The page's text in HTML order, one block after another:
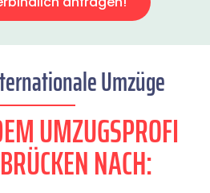
Umzüge
UMZUGSPROFI
NACH: